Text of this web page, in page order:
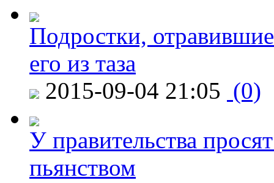
Подростки,
его из таза
2015-09-04 21:05 (0)
У правительства
пьянством